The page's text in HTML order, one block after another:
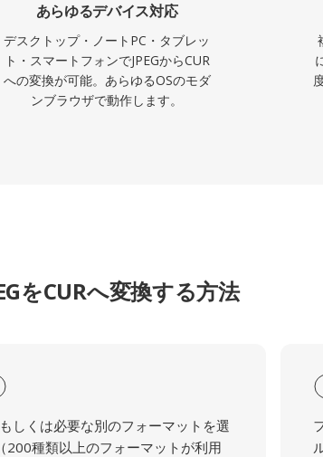
あらゆるデバイス対応
デスクトップ・ノートPC・タブレッ
ト・スマートフォンでJPEGからCUR
への変換が可能。あらゆるOSのモダ
ンブラウザで動作します。
をCURへ変換する方法
しくは必要な別のフォーマットを選
200種類以上のフォーマットが利用